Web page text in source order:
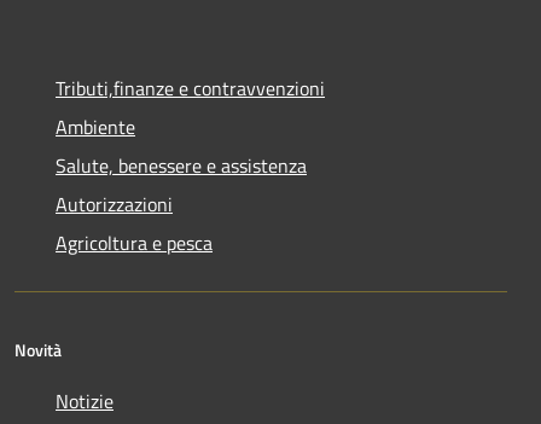
Tributi,finanze e contravvenzioni
Ambiente
Salute, benessere e assistenza
Autorizzazioni
Agricoltura e pesca
Novità
Notizie